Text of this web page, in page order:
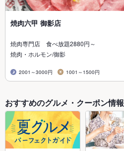
焼肉六甲 御影店
焼肉専門店 食べ放題2880円～
焼肉・ホルモン/御影
2001～3000円 1001～1500円
おすすめのグルメ・クーポン情報